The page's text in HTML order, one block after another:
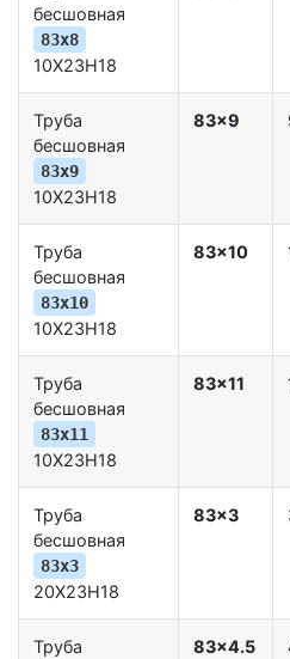
бесшовная
83x8
10Х23Н18
Труба
бесшовная
83x9
10Х23Н18
83x9
Труба
бесшовная
83x10
10Х23Н18
83x10
Труба
бесшовная
83x11
10Х23Н18
83x11
Труба
бесшовная
83x3
20Х23Н18
83x3
Труба
83x4.5